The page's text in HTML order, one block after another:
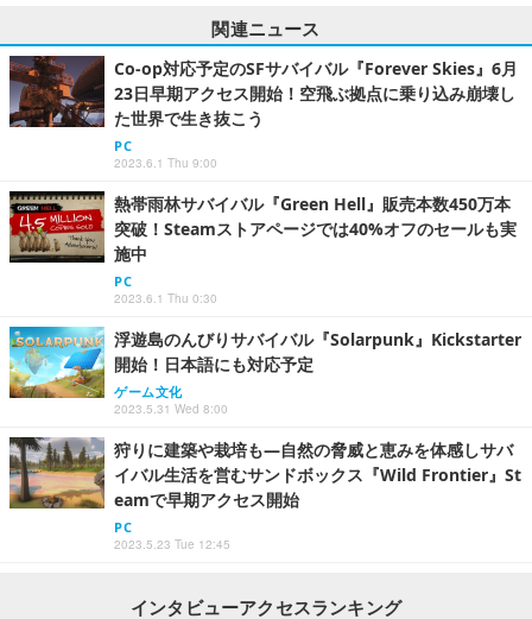
関連ニュース
Co-op対応予定のSFサバイバル『Forever Skies』6月
23日早期アクセス開始！空飛ぶ拠点に乗り込み崩壊し
た世界で生き抜こう
PC
2023.6.1 Thu 9:00
熱帯雨林サバイバル『Green Hell』販売本数450万本
突破！Steamストアページでは40%オフのセールも実
施中
PC
2023.6.1 Thu 0:30
浮遊島のんびりサバイバル『Solarpunk』Kickstarter
開始！日本語にも対応予定
ゲーム文化
2023.5.31 Wed 8:00
狩りに建築や栽培も―自然の脅威と恵みを体感しサバ
イバル生活を営むサンドボックス『Wild Frontier』St
eamで早期アクセス開始
PC
2023.5.23 Tue 12:45
インタビューアクセスランキング